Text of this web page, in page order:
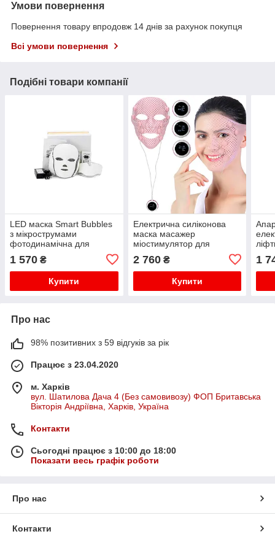
Умови повернення
Повернення товару впродовж 14 днів за рахунок покупця
Всі умови повернення
Подібні товари компанії
LED маска Smart Bubbles
з мікрострумами
фотодинамічна для
обличчя і накладкою для
шиї (7 світлових спектрів)
1 570 ₴
Купити
Електрична силіконова
маска масажер
міостимулятор для
2 760₴
Купити
1
Про нас
98% позитивних з 59 відгуків за рік
Працює з 23.04.2020
м. Харків
вул. Шатилова Дача 4 (Без самовивозу) ФОП Бритавська
Вікторія Андріївна, Харків, Україна
Контакти
Сьогодні працює з 10:00 до 18:00
Показати весь графік роботи
Про нас
Контакти